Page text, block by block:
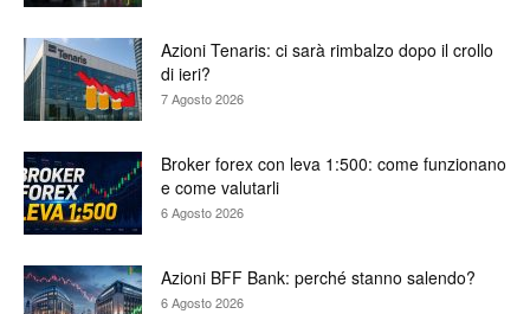
Azioni Tenaris: ci sarà rimbalzo dopo il crollo
di ieri?
7 Agosto 2026
Broker forex con leva 1:500: come funzionano
e come valutarli
6 Agosto 2026
Azioni BFF Bank: perché stanno salendo?
6 Agosto 2026